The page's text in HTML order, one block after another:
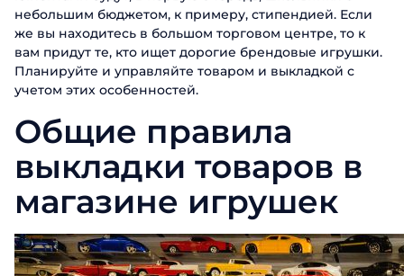
небольшим бюджетом, к примеру, стипендией. Если
же вы находитесь в большом торговом центре, то к
вам придут те, кто ищет дорогие брендовые игрушки.
Планируйте и управляйте товаром и выкладкой с
учетом этих особенностей.
Общие правила
выкладки товаров в
магазине игрушек